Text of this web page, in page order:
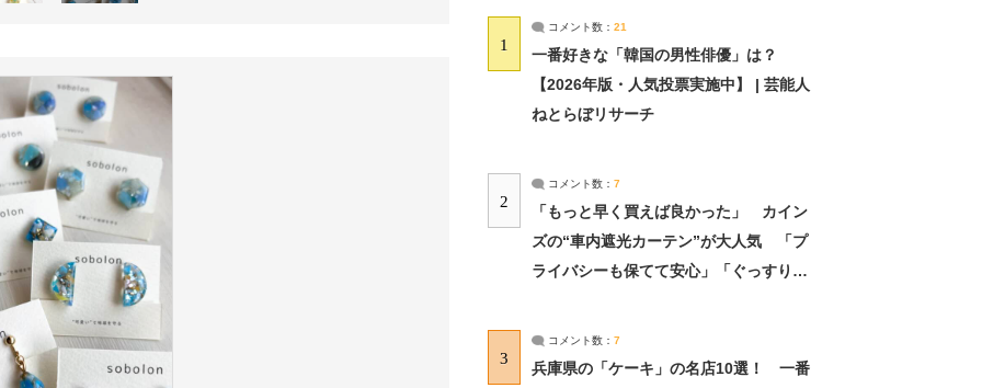
1
コメント数： 21
一番好きな「韓国の男性俳優」は？
【2026年版・人気投票実施中】 | 芸能人
ねとらぼリサーチ
2
コメント数： 7
「もっと早く買えば良かった」 カイン
ズの“車内遮光カーテン”が大人気 「プ
ライバシーも保てて安心」「ぐっすり眠
3
コメント数： 7
兵庫県の「ケーキ」の名店10選！ 一番